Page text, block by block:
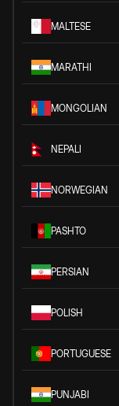
MALTESE
MARATHI
MONGOLIAN
NEPALI
NORWEGIAN
PASHTO
PERSIAN
POLISH
PORTUGUESE
PUNJABI